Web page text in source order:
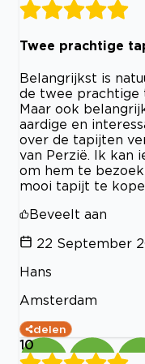
Twee prachtige
Belangrijkst is
de twee prachtige
Maar ook
aardige en
over de tapijten
van Perzië. Ik kan
om hem te
mooi tapijt te
Beveelt aan
22 September
Hans
Amsterdam
delen
10